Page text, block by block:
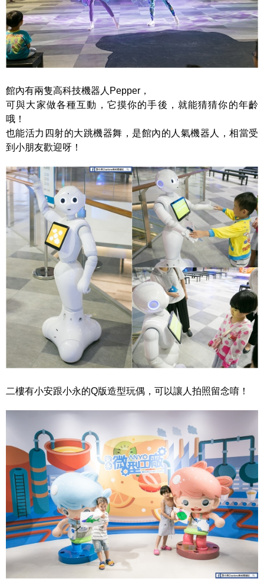
館內有兩隻高科技機器人Pepper，
可與大家做各種互動，它摸你的手後，就能猜猜你的年齡
哦！
也能活力四射的大跳機器舞，是館內的人氣機器人，相當受
到小朋友歡迎呀！
二樓有小安跟小永的Q版造型玩偶，可以讓人拍照留念唷！